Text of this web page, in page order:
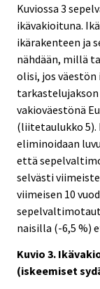
Kuviossa 3
ikävakioituna.
ikärakenteen ja
nähdään, millä
olisi, jos väestön
tarkastelujakson
vakioväestönä
(liitetaulukko 5).
eliminoidaan
että
selvästi
viimeisen 10
naisilla (-6,5 %)
Kuvio 3.
(iskeemiset